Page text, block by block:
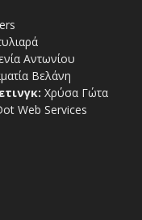
Αντωνίου
Βελάνη
Χρύσα Γώτα
Web Services